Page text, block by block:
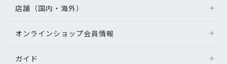
店舗（国内・海外）
オンラインショップ会員情報
ガイド